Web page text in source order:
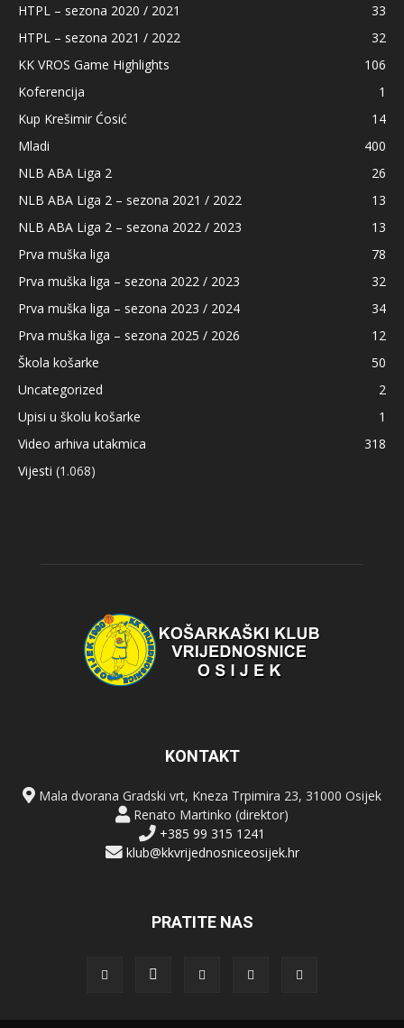
HTPL – sezona 2020 / 2021
33
HTPL – sezona 2021 / 2022
32
KK VROS Game Highlights
106
Koferencija
1
Kup Krešimir Ćosić
14
Mladi
400
NLB ABA Liga 2
26
NLB ABA Liga 2 – sezona 2021 / 2022
13
NLB ABA Liga 2 – sezona 2022 / 2023
13
Prva muška liga
78
Prva muška liga – sezona 2022 / 2023
32
Prva muška liga – sezona 2023 / 2024
34
Prva muška liga – sezona 2025 / 2026
12
Škola košarke
50
Uncategorized
2
Upisi u školu košarke
1
Video arhiva utakmica
318
Vijesti (1.068)
KONTAKT
Mala dvorana Gradski vrt, Kneza Trpimira 23, 31000 Osijek
Renato Martinko (direktor)
+385 99 315 1241
klub@kkvrijednosniceosijek.hr
PRATITE NAS